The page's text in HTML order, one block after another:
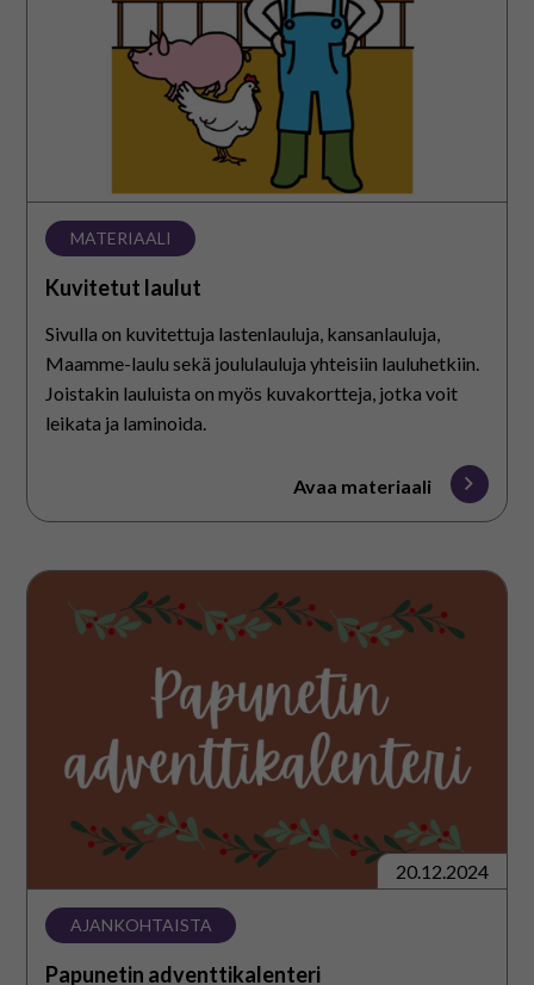
MATERIAALI
Kuvitetut laulut
Sivulla on kuvitettuja lastenlauluja, kansanlauluja,
Maamme-laulu sekä joululauluja yhteisiin lauluhetkiin.
Joistakin lauluista on myös kuvakortteja, jotka voit
leikata ja laminoida.
Avaa materiaali
Papunetin
adventtikalenteri
20.12.2024
AJANKOHTAISTA
Papunetin adventtikalenteri